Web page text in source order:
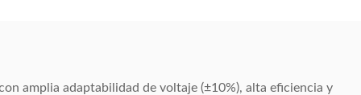
amplia adaptabilidad de voltaje (±10%), alta eficiencia y